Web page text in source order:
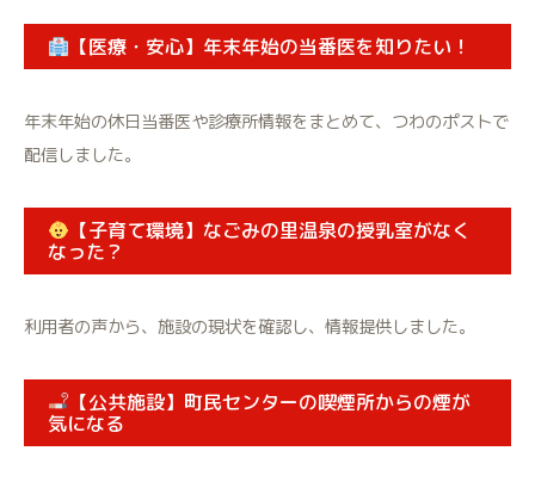
【医療・安心】年末年始の当番医を知りたい！
年末年始の休日当番医や診療所情報をまとめて、つわのポストで
配信しました。
【子育て環境】なごみの里温泉の授乳室がなく
なった？
利用者の声から、施設の現状を確認し、情報提供しました。
【公共施設】町民センターの喫煙所からの煙が
気になる